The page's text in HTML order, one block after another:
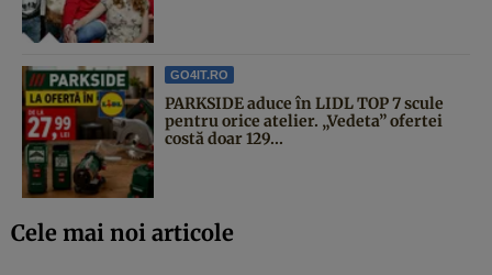
GO4IT.RO
PARKSIDE aduce în LIDL TOP 7 scule
pentru orice atelier. „Vedeta” ofertei
costă doar 129...
Cele mai noi articole